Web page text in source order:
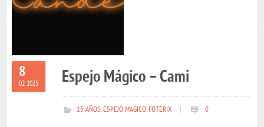
8
02 2025 Espejo Mágico – Cami
15 AÑOS,ESPEJO MAGICO,FOTERIX 0